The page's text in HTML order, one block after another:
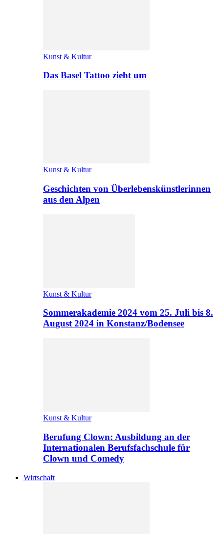
Kunst & Kultur
Das Basel Tattoo zieht um
Kunst & Kultur
Geschichten von Überlebenskünstlerinnen
aus den Alpen
Kunst & Kultur
Sommerakademie 2024 vom 25. Juli bis 8.
August 2024 in Konstanz/Bodensee
Kunst & Kultur
Berufung Clown: Ausbildung an der
Internationalen Berufsfachschule für
Clown und Comedy
Wirtschaft